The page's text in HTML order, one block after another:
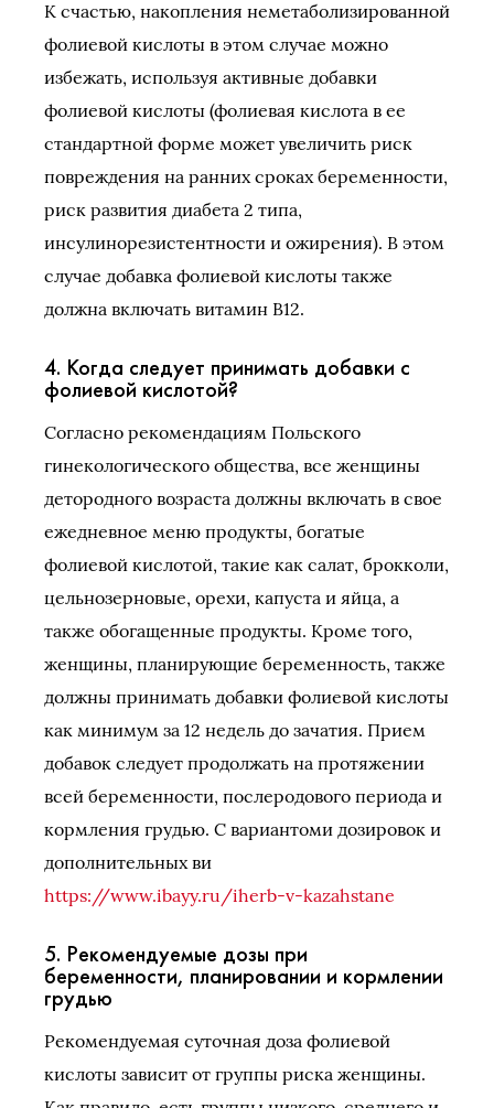
К счастью, накопления неметаболизированной
фолиевой кислоты в этом случае можно
избежать, используя активные добавки
фолиевой кислоты (фолиевая кислота в ее
стандартной форме может увеличить риск
повреждения на ранних сроках беременности,
риск развития диабета 2 типа,
инсулинорезистентности и ожирения). В этом
случае добавка фолиевой кислоты также
должна включать витамин B12.
4. Когда следует принимать добавки с
фолиевой кислотой?
Согласно рекомендациям Польского
гинекологического общества, все женщины
детородного возраста должны включать в свое
ежедневное меню продукты, богатые
фолиевой кислотой, такие как салат, брокколи,
цельнозерновые, орехи, капуста и яйца, а
также обогащенные продукты. Кроме того,
женщины, планирующие беременность, также
должны принимать добавки фолиевой кислоты
как минимум за 12 недель до зачатия. Прием
добавок следует продолжать на протяжении
всей беременности, послеродового периода и
кормления грудью. С вариантоми дозировок и
дополнительных ви
https://www.ibayy.ru/iherb-v-kazahstane
5. Рекомендуемые дозы при
беременности, планировании и кормлении
грудью
Рекомендуемая суточная доза фолиевой
кислоты зависит от группы риска женщины.